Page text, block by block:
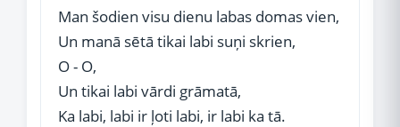
Man šodien visu dienu labas domas vien,
Un manā sētā tikai labi suņi skrien,
O - O,
Un tikai labi vārdi grāmatā,
Ka labi, labi ir ļoti labi, ir labi ka tā.